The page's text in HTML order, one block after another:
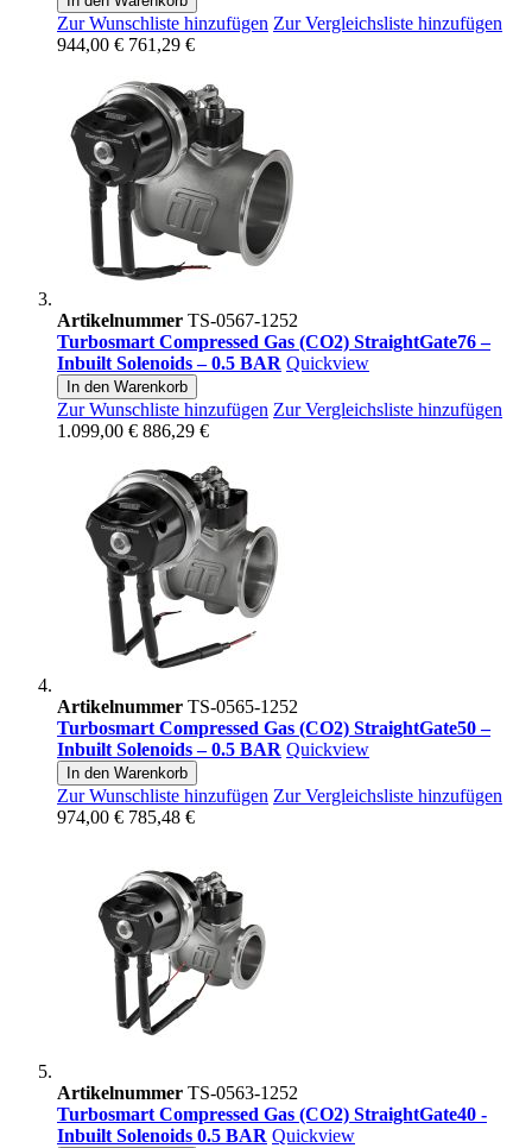
Zur Wunschliste hinzufügen Zur Vergleichsliste hinzufügen
944,00 € 761,29 €
Artikelnummer TS-0567-1252
Turbosmart Compressed Gas (CO2) StraightGate76 –
Inbuilt Solenoids – 0.5 BAR Quickview
In den Warenkorb
Zur Wunschliste hinzufügen Zur Vergleichsliste hinzufügen
1.099,00 € 886,29 €
Artikelnummer TS-0565-1252
Turbosmart Compressed Gas (CO2) StraightGate50 –
Inbuilt Solenoids – 0.5 BAR Quickview
In den Warenkorb
Zur Wunschliste hinzufügen Zur Vergleichsliste hinzufügen
974,00 € 785,48 €
Artikelnummer TS-0563-1252
Turbosmart Compressed Gas (CO2) StraightGate40 -
Inbuilt Solenoids 0.5 BAR Quickview